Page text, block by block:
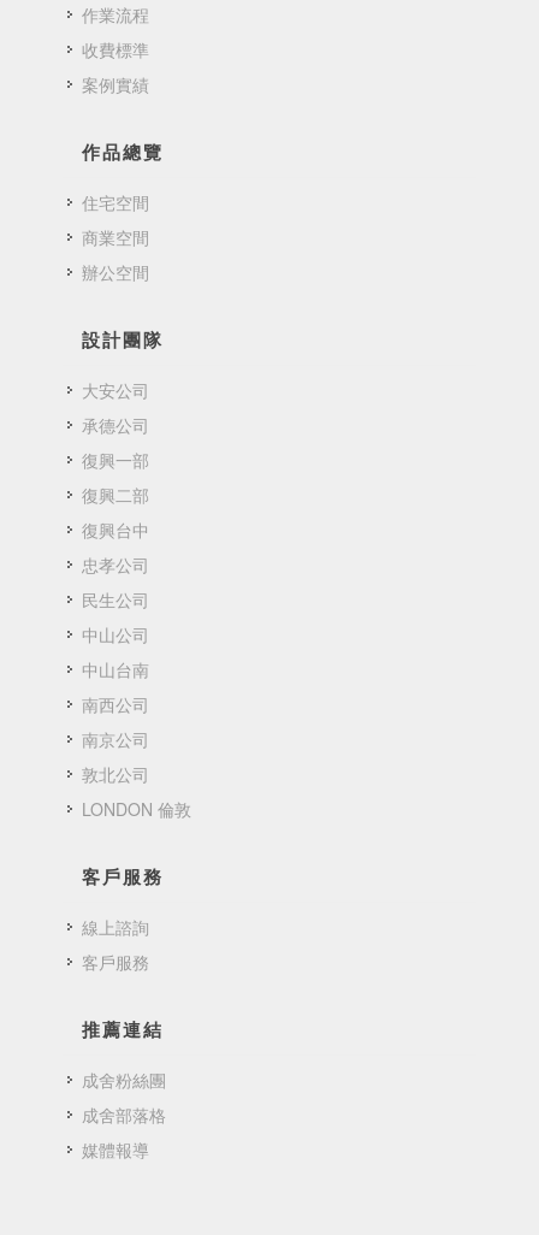
作業流程
收費標準
案例實績
作品總覽
住宅空間
商業空間
辦公空間
設計團隊
大安公司
承德公司
復興一部
復興二部
復興台中
忠孝公司
民生公司
中山公司
中山台南
南西公司
南京公司
敦北公司
LONDON 倫敦
客戶服務
線上諮詢
客戶服務
推薦連結
成舍粉絲團
成舍部落格
媒體報導